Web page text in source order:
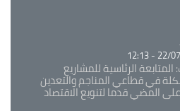
22/
الرئاسية للمشاريع
في قطاعي المناجم والتعدين
المضي قدما لتنويع الاقتصاد